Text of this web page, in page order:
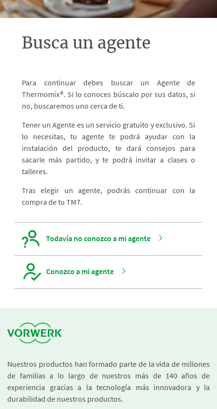
Busca un agente
Para continuar debes buscar un Agente de
Thermomix®. Si lo conoces búscalo por sus datos, si
no, buscaremos uno cerca de ti.
Tener un Agente es un servicio gratuito y exclusivo. Si
lo necesitas, tu agente te podrá ayudar con la
instalación del producto, te dará consejos para
sacarle más partido, y te podrá invitar a clases o
talleres.
Tras elegir un agente, podrás continuar con la
compra de tu TM7.
Todavía no conozco a mi agente
Conozco a mi agente
Nuestros productos han formado parte de la vida de millones
de familias a lo largo de nuestros más de 140 años de
experiencia gracias a la tecnología más innovadora y la
durabilidad de nuestros productos.